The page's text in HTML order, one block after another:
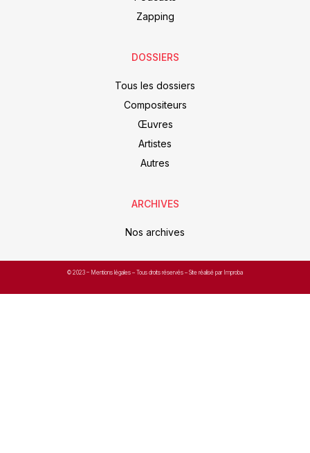
Zapping
DOSSIERS
Tous les dossiers
Compositeurs
Œuvres
Artistes
Autres
ARCHIVES
Nos archives
© 2023 – Mentions légales – Tous droits réservés – Site réalisé par Improba